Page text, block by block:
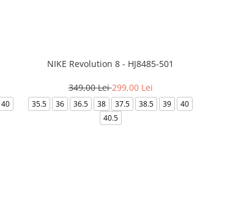
40
NIKE Revolution 8 - HJ8485-501
349,00 Lei299,00 Lei
35.5 36 36.5 38 37.5 38.5 39
40
40.5